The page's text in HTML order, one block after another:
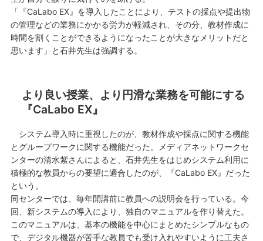
「『CaLabo EX』を導入したことにより、テストの採点や提出物
の管理などの業務にかかる労力が軽減され、その分、教材作成に
時間を割くことができるようになったことが大きなメリットだと
思います」と石井先生は強調する。
より良い授業、より円滑な業務を可能にする
『CaLabo EX』
システム導入時に重視したのが、教材作成や採点に関する機能
とグループワークに関する機能だった。メディアネットワークセ
ンターの清水紫さんによると、石井先生をはじめシステム利用に
積極的な教員からの要望に適合したのが、『CaLabo EX』だった
という。
同センターでは、毎年開講前に教員への説明会を行っている。今
回、新システムの導入により、独自のマニュアルを作り替えた。
このマニュアルは、基本の機能を中心にまとめたシンプルなもの
で、デジタル機器が苦手な教員でも受け入れやすいように工夫さ